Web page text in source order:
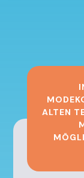
ALTEN